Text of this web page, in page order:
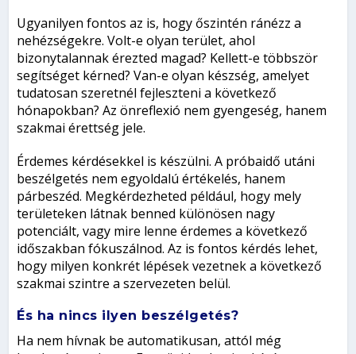
Ugyanilyen fontos az is, hogy őszintén ránézz a
nehézségekre. Volt-e olyan terület, ahol
bizonytalannak érezted magad? Kellett-e többször
segítséget kérned? Van-e olyan készség, amelyet
tudatosan szeretnél fejleszteni a következő
hónapokban? Az önreflexió nem gyengeség, hanem
szakmai érettség jele.
Érdemes kérdésekkel is készülni. A próbaidő utáni
beszélgetés nem egyoldalú értékelés, hanem
párbeszéd. Megkérdezheted például, hogy mely
területeken látnak benned különösen nagy
potenciált, vagy mire lenne érdemes a következő
időszakban fókuszálnod. Az is fontos kérdés lehet,
hogy milyen konkrét lépések vezetnek a következő
szakmai szintre a szervezeten belül.
És ha nincs ilyen beszélgetés?
Ha nem hívnak be automatikusan, attól még